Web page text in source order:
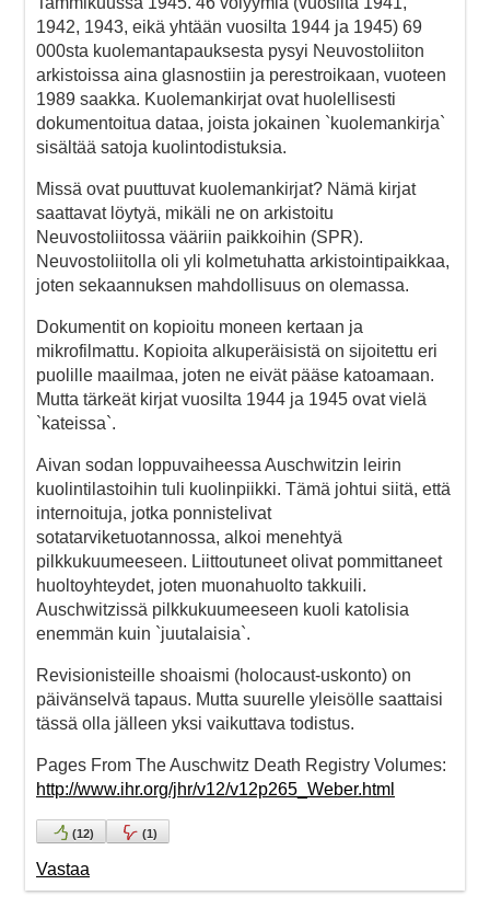
1942, 1943, eikä yhtään vuosilta 1944 ja 1945) 69
000sta kuolemantapauksesta pysyi Neuvostoliiton
arkistoissa aina glasnostiin ja perestroikaan, vuoteen
1989 saakka. Kuolemankirjat ovat huolellisesti
dokumentoitua dataa, joista jokainen `kuolemankirja`
sisältää satoja kuolintodistuksia.
Missä ovat puuttuvat kuolemankirjat? Nämä kirjat
saattavat löytyä, mikäli ne on arkistoitu
Neuvostoliitossa vääriin paikkoihin (SPR).
Neuvostoliitolla oli yli kolmetuhatta arkistointipaikkaa,
joten sekaannuksen mahdollisuus on olemassa.
Dokumentit on kopioitu moneen kertaan ja
mikrofilmattu. Kopioita alkuperäisistä on sijoitettu eri
puolille maailmaa, joten ne eivät pääse katoamaan.
Mutta tärkeät kirjat vuosilta 1944 ja 1945 ovat vielä
`kateissa`.
Aivan sodan loppuvaiheessa Auschwitzin leirin
kuolintilastoihin tuli kuolinpiikki. Tämä johtui siitä, että
internoituja, jotka ponnistelivat
sotatarviketuotannossa, alkoi menehtyä
pilkkukuumeeseen. Liittoutuneet olivat pommittaneet
huoltoyhteydet, joten muonahuolto takkuili.
Auschwitzissä pilkkukuumeeseen kuoli katolisia
enemmän kuin `juutalaisia`.
Revisionisteille shoaismi (holocaust-uskonto) on
päivänselvä tapaus. Mutta suurelle yleisölle saattaisi
tässä olla jälleen yksi vaikuttava todistus.
Pages From The Auschwitz Death Registry Volumes:
http://www.ihr.org/jhr/v12/v12p265_Weber.html
(12) (1)
Vastaa